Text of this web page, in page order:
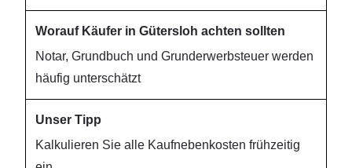
Notar, Grundbuch und Grunderwerbsteuer werden
häufig unterschätzt
Kalkulieren Sie alle Kaufnebenkosten frühzeitig